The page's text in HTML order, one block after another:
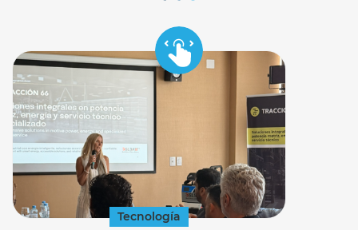
Tecnología